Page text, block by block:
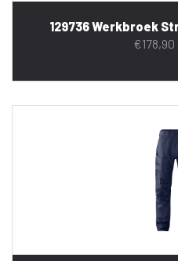
129736 Werkbroek
€178,90